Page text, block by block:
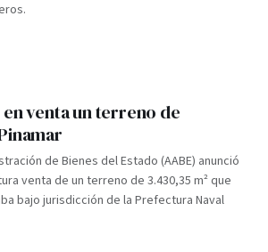
venta un terreno de
de Bienes del Estado (AABE) anunció
venta de un terreno de 3.430,35 m² que
bajo jurisdicción de la Prefectura Naval